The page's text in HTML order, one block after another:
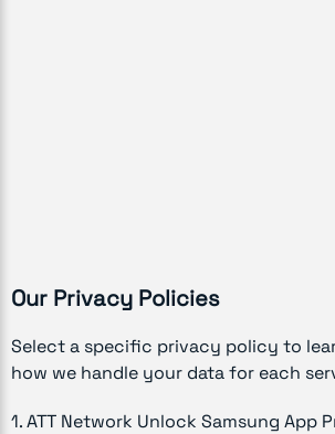
Our Privacy Policies
Select a specific privacy policy to
how we handle your data for each
1.ATT Network Unlock Samsung App